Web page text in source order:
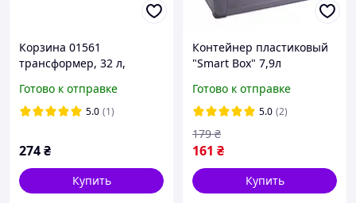
Корзина 01561
трансформер, 32 л,
р.47,2x35,6x23,4 см
DOLONI
Готово к отправке
5.0 (1)
274₴
Купить
Контейнер пластиковый
"Smart Box" 7,9л
прозрачный/какао
Алеана
Готово к отправке
5.0 (2)
161 ₴
179 ₴
Купить